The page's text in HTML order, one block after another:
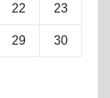
22 23
29 30